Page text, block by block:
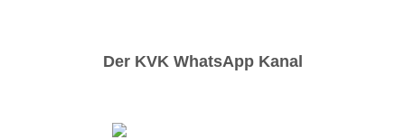
Der KVK WhatsApp Kanal